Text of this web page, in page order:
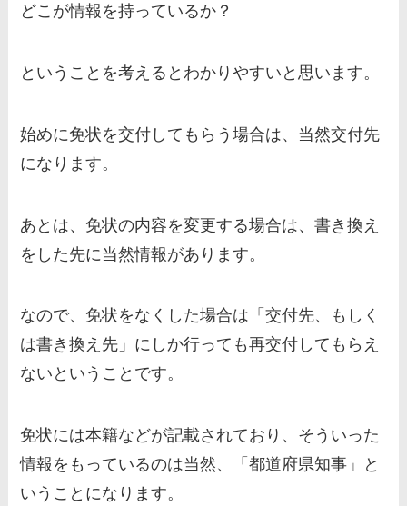
どこが情報を持っているか？
ということを考えるとわかりやすいと思います。
始めに免状を交付してもらう場合は、当然交付先
になります。
あとは、免状の内容を変更する場合は、書き換え
をした先に当然情報があります。
なので、免状をなくした場合は「交付先、もしく
は書き換え先 」にしか行っても再交付してもらえ
ないということです。
免状には本籍などが記載されており、そういった
情報をもっているのは当然、「都道府県知事 」と
いうことになります。